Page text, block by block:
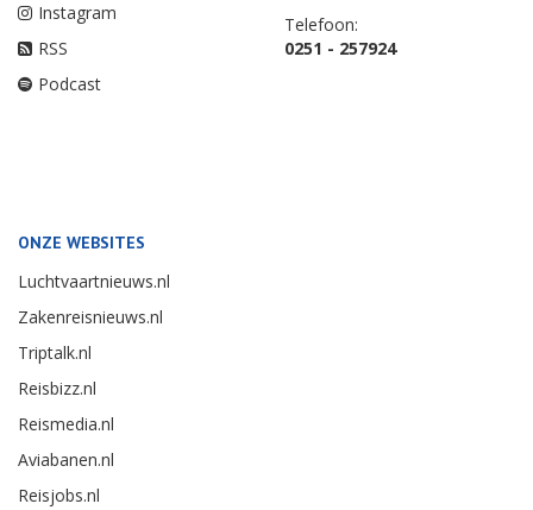
Instagram
RSS
Podcast
Telefoon:
0251 - 257924
ONZE WEBSITES
Luchtvaartnieuws.nl
Zakenreisnieuws.nl
Triptalk.nl
Reisbizz.nl
Reismedia.nl
Aviabanen.nl
Reisjobs.nl